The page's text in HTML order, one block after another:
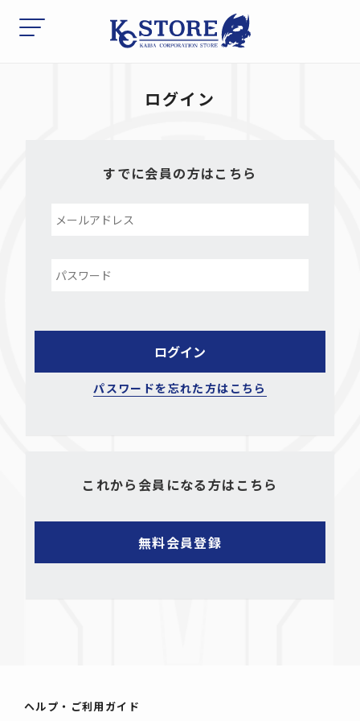
ログイン
すでに会員の方はこちら
パスワードを忘れた方はこちら
これから会員になる方はこちら
ヘルプ・ご利用ガイド